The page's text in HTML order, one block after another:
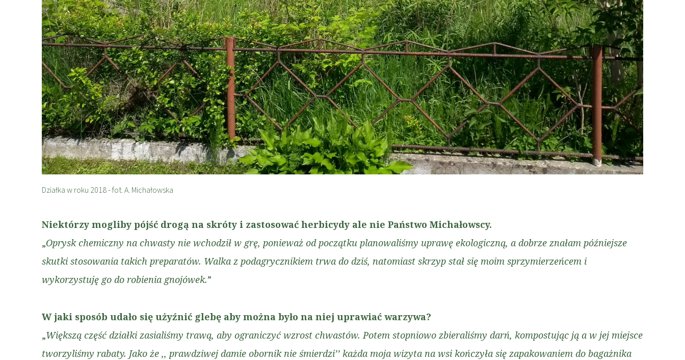
Działka w roku 2018 - fot. A. Michałowska
Niektórzy mogliby pójść drogą na skróty i zastosować herbicydy ale nie Państwo Michałowscy.
„Oprysk chemiczny na chwasty nie wchodził w grę, ponieważ od początku planowaliśmy uprawę ekologiczną, a dobrze znałam późniejsze
skutki stosowania takich preparatów. Walka z podagrycznikiem trwa do dziś, natomiast skrzyp stał się moim sprzymierzeńcem i
wykorzystuję go do robienia gnojówek.”
W jaki sposób udało się użyźnić glebę aby można było na niej uprawiać warzywa?
„Większą część działki zasialiśmy trawą, aby ograniczyć wzrost chwastów. Potem stopniowo zbieraliśmy darń, kompostując ją a w jej miejsce
tworzyliśmy rabaty. Jako że ,, prawdziwej damie obornik nie śmierdzi’’ każda moja wizyta na wsi kończyła się zapakowaniem do bagażnika